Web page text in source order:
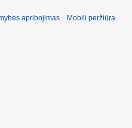
apribojimas Mobili peržiūra